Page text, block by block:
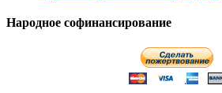
Народное софинансирование